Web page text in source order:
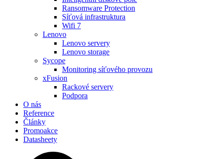
Ransomware Protection
Síťová infrastruktura
Wifi 7
Lenovo
Lenovo servery
Lenovo storage
Sycope
Monitoring síťového provozu
xFusion
Rackové servery
Podpora
O nás
Reference
Články
Promoakce
Datasheety